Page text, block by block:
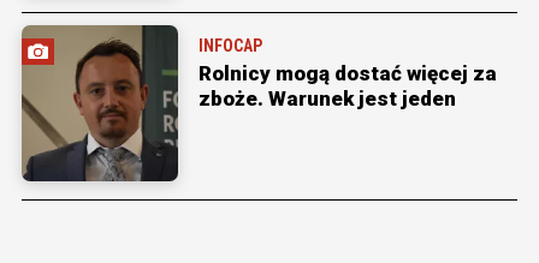
INFOCAP
Rolnicy mogą dostać więcej za
zboże. Warunek jest jeden